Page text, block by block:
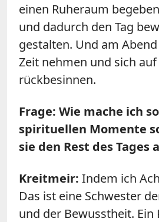
einen Ruheraum
und dadurch den Tag
gestalten. Und am
Zeit nehmen und sich auf
rückbesinnen.
Frage: Wie mache ich
spirituellen Momente
sie den Rest des Tages
Kreitmeir: Indem ich
Das ist eine Schwester
und der Bewusstheit. Ein